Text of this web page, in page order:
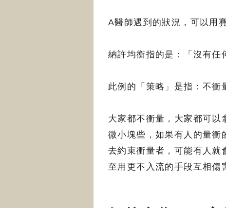
A醫師遇到的狀況，可以用
納許均衡指的是：「沒有任
此例的「策略」是指：不衝
大家都不衝量，大家都可以
微小塊些，如果有人的量衝
去約束衝量者，可能有人就
至用更不入流的手段互相傷